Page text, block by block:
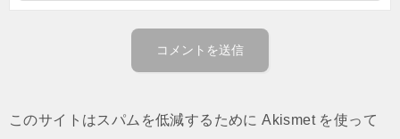
このサイトはスパムを低減するために Akismet を使って